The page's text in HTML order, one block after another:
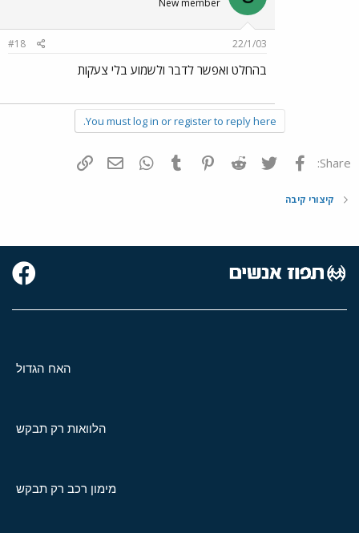
22/1/03
#18
בהחלט ואפשר לדבר ולשמוע בלי צעקות
You must log in or register to reply here.
Share: פייסבוק Twitter
Reddit
Pinterest
Tumblr
WhatsAppדואר אלקטרוני
קיצורי קיבה
האח הגדול
הלוואות רק תבקש
מימון רכב רק תבקש